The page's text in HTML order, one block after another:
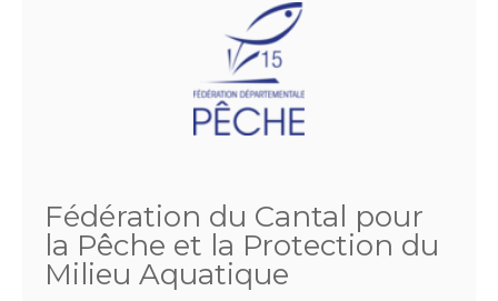
Fédération du Cantal pour
la Pêche et la Protection du
Milieu Aquatique